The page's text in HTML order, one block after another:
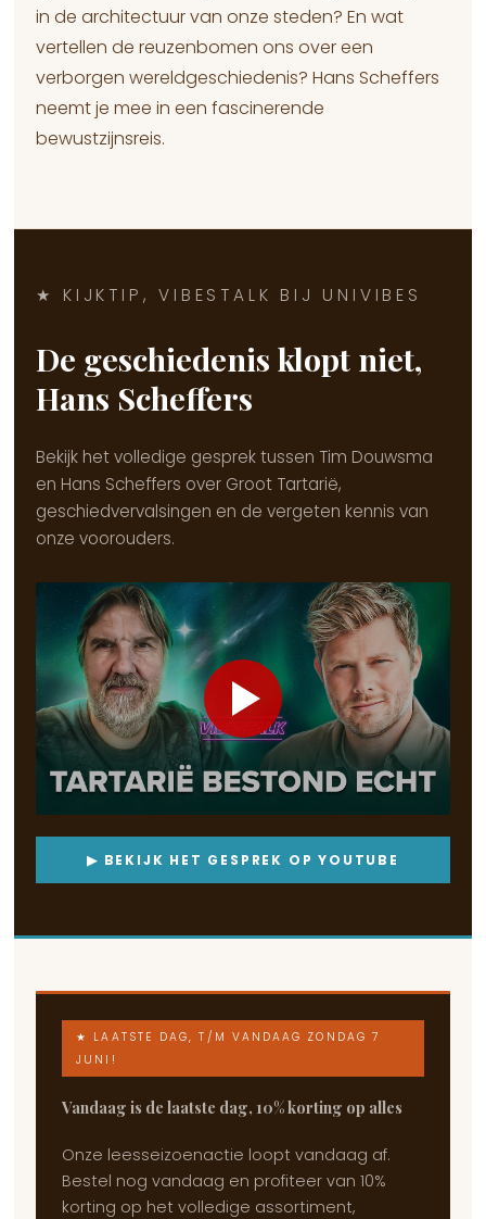
in de architectuur van onze steden? En wat
vertellen de reuzenbomen ons over een
verborgen wereldgeschiedenis? Hans Scheffers
neemt je mee in een fascinerende
bewustzijnsreis.
★ KIJKTIP, VIBESTALK BIJ UNIVIBES
De geschiedenis klopt niet,
Hans Scheffers
Bekijk het volledige gesprek tussen Tim Douwsma
en Hans Scheffers over Groot Tartarië,
geschiedvervalsingen en de vergeten kennis van
onze voorouders.
▶ BEKIJK HET GESPREK OP YOUTUBE
★ LAATSTE DAG, T/M VANDAAG ZONDAG 7
JUNI!
Vandaag is de laatste dag, 10% korting op alles
Onze leesseizoenactie loopt vandaag af.
Bestel nog vandaag en profiteer van 10%
korting op het volledige assortiment,